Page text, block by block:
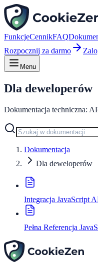
FunkcjeCennikFAQ
Rozpocznij za darmo
Menu
Dla deweloperów
Dokumentacja techniczna:
Dokumentacja
Dla deweloperów
Integracja JavaScript
Pełna Referencja